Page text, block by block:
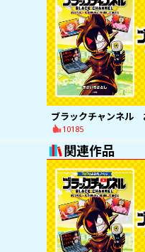
10185
関連作品